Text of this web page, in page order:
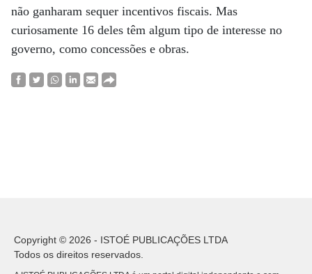
não ganharam sequer incentivos fiscais. Mas
curiosamente 16 deles têm algum tipo de interesse no
governo, como concessões e obras.
Copyright © 2026 - ISTOÉ PUBLICAÇÕES LTDA
Todos os direitos reservados.